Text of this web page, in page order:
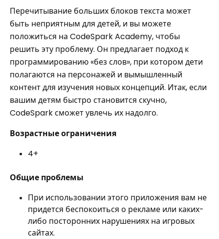
Перечитывание больших блоков текста может
быть неприятным для детей, и вы можете
положиться на CodeSpark Academy, чтобы
решить эту проблему. Он предлагает подход к
программированию «без слов», при котором дети
полагаются на персонажей и вымышленный
контент для изучения новых концепций. Итак, если
вашим детям быстро становится скучно,
CodeSpark сможет увлечь их надолго.
Возрастные ограничения
4+
Общие проблемы
При использовании этого приложения вам не
придется беспокоиться о рекламе или каких-
либо посторонних нарушениях на игровых
сайтах.